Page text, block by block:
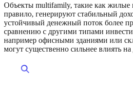
Объекты multifamily, такие как жилые
правило, генерируют стабильный
устойчивый денежный поток более
сравнению с другими типами
например офисными зданиями или
могут существенно сильнее влиять на